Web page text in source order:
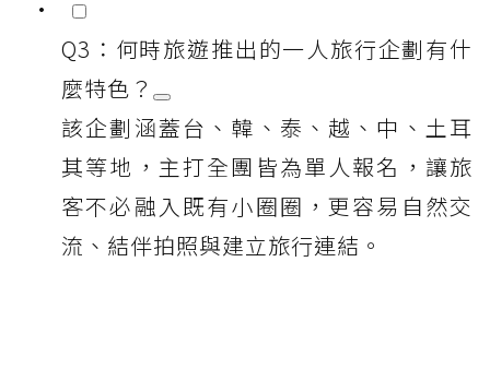
Q3：何時旅遊推出的一人旅行企劃有什
麼特色？
該企劃涵蓋台、韓、泰、越、中、土耳
其等地，主打全團皆為單人報名，讓旅
客不必融入既有小圈圈，更容易自然交
流、結伴拍照與建立旅行連結。